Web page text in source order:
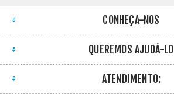
CONHEÇA-NOS
QUEREMOS AJUDÁ-LO
ATENDIMENTO: